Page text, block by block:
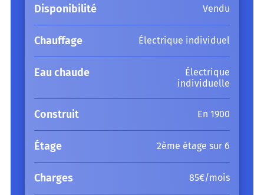
Disponibilité Vendu
Chauffage Électrique individuel
Eau chaude
Électrique
individuelle
Construit En 1900
Étage 2ème étage sur 6
Charges 85€/mois